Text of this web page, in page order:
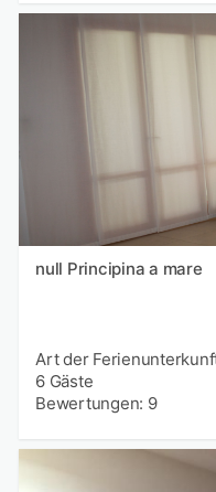
null Principina a mare
Art der
6 Gäste
Bewertungen: 9